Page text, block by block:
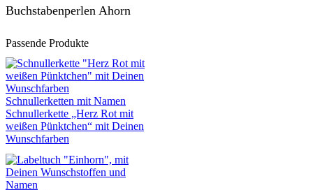
Buchstabenperlen Ahorn
Passende Produkte
Schnullerketten mit Namen
Schnullerkette „Herz Rot mit
weißen Pünktchen“ mit Deinen
Wunschfarben